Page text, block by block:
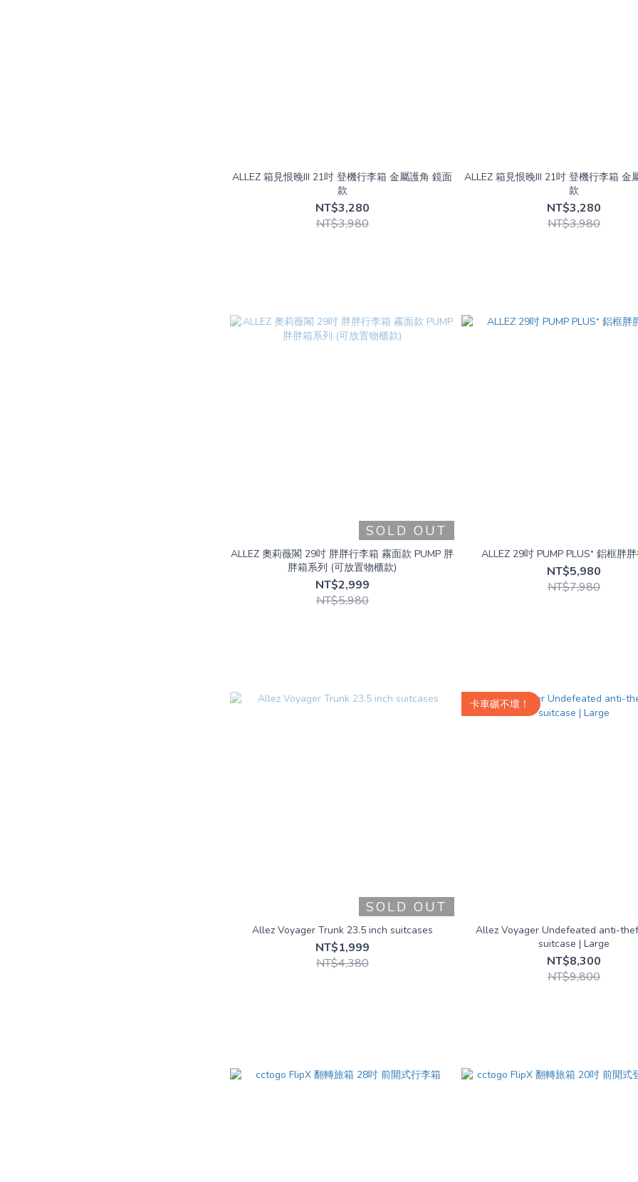
ALLEZ 箱見恨晚III 21吋 登機行李箱 金屬護角 鏡面
款
NT$3,280
NT$3,980
ALLEZ 箱見恨晚III 21吋 登機行李箱 金
款
NT$3,280
NT$3,980
SOLD OUT
ALLEZ 奧莉薇閣 29吋 胖胖行李箱 霧面款 PUMP 胖
胖箱系列 (可放置物櫃款)
NT$2,999
NT$5,980
ALLEZ 29吋 PUMP PLUS⁺ 鋁框胖
NT$5,980
NT$7,980
SOLD OUT
Allez Voyager Trunk 23.5 inch suitcases
NT$1,999
NT$4,380
卡車碾不壞！
Allez Voyager Undefeated anti-
suitcase | Large
NT$8,300
NT$9,800